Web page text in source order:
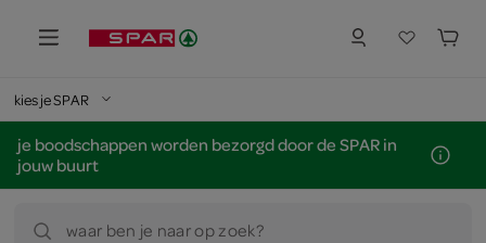
kies je SPAR
je boodschappen worden bezorgd door de SPAR in
jouw buurt
waar ben je naar op zoek?